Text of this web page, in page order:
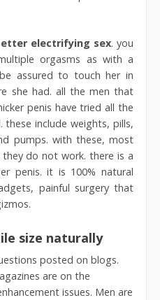
electrifying sex. you
orgasms as with a
assured to touch her in
she had. all the men that
penis have tried all the
include weights, pills,
pumps. with these, most
do not work. there is a
penis. it is 100% natural
painful surgery that
size naturally
posted on blogs.
are on the
issues. Men are